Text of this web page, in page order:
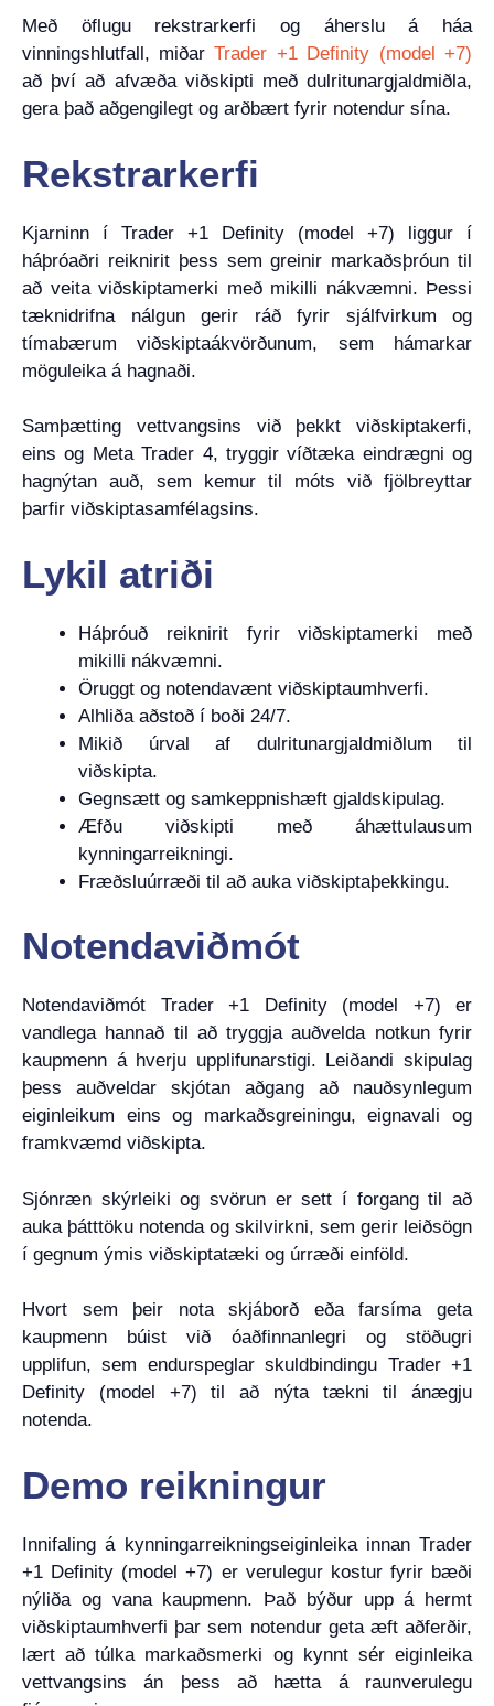
Með öflugu rekstrarkerfi og áherslu á háa
vinningshlutfall, miðar Trader +1 Definity (model +7)
að því að afvæða viðskipti með dulritunargjaldmiðla,
gera það aðgengilegt og arðbært fyrir notendur sína.
Rekstrarkerfi
Kjarninn í Trader +1 Definity (model +7) liggur í
háþróaðri reiknirit þess sem greinir markaðsþróun til
að veita viðskiptamerki með mikilli nákvæmni. Þessi
tæknidrifna nálgun gerir ráð fyrir sjálfvirkum og
tímabærum viðskiptaákvörðunum, sem hámarkar
möguleika á hagnaði.
Samþætting vettvangsins við þekkt viðskiptakerfi,
eins og Meta Trader 4, tryggir víðtæka eindrægni og
hagnýtan auð, sem kemur til móts við fjölbreyttar
þarfir viðskiptasamfélagsins.
Lykil atriði
Háþróuð reiknirit fyrir viðskiptamerki með
mikilli nákvæmni.
Öruggt og notendavænt viðskiptaumhverfi.
Alhliða aðstoð í boði 24/7.
Mikið úrval af dulritunargjaldmiðlum til
viðskipta.
Gegnsætt og samkeppnishæft gjaldskipulag.
Æfðu viðskipti með áhættulausum
kynningarreikningi.
Fræðsluúrræði til að auka viðskiptaþekkingu.
Notendaviðmót
Notendaviðmót Trader +1 Definity (model +7) er
vandlega hannað til að tryggja auðvelda notkun fyrir
kaupmenn á hverju upplifunarstigi. Leiðandi skipulag
þess auðveldar skjótan aðgang að nauðsynlegum
eiginleikum eins og markaðsgreiningu, eignavali og
framkvæmd viðskipta.
Sjónræn skýrleiki og svörun er sett í forgang til að
auka þátttöku notenda og skilvirkni, sem gerir leiðsögn
í gegnum ýmis viðskiptatæki og úrræði einföld.
Hvort sem þeir nota skjáborð eða farsíma geta
kaupmenn búist við óaðfinnanlegri og stöðugri
upplifun, sem endurspeglar skuldbindingu Trader +1
Definity (model +7) til að nýta tækni til ánægju
notenda.
Demo reikningur
Innifaling á kynningarreikningseiginleika innan Trader
+1 Definity (model +7) er verulegur kostur fyrir bæði
nýliða og vana kaupmenn. Það býður upp á hermt
viðskiptaumhverfi þar sem notendur geta æft aðferðir,
lært að túlka markaðsmerki og kynnt sér eiginleika
vettvangsins án þess að hætta á raunverulegu